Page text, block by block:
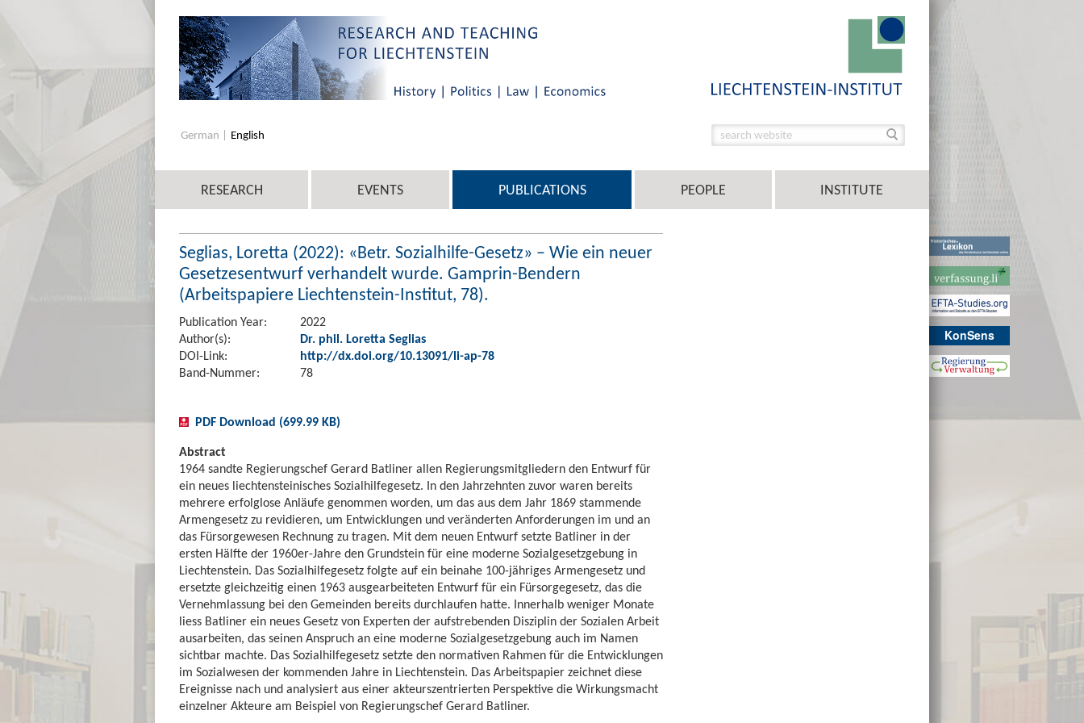
KonSens
German English
RESEARCH EVENTS PUBLICATIONS PEOPLE INSTITUTE
Seglias, Loretta (2022): «Betr. Sozialhilfe-Gesetz» – Wie ein neuer
Gesetzesentwurf verhandelt wurde. Gamprin-Bendern
(Arbeitspapiere Liechtenstein-Institut, 78).
Publication Year:
2022
Author(s):
Dr. phil. Loretta Seglias
DOI-Link:
http://dx.doi.org/10.13091/li-ap-78
Band-Nummer:
78
PDF Download (699.99 KB)
Abstract
1964 sandte Regierungschef Gerard Batliner allen Regierungsmitgliedern den Entwurf für
ein neues liechtensteinisches Sozialhilfegesetz. In den Jahrzehnten zuvor waren bereits
mehrere erfolglose Anläufe genommen worden, um das aus dem Jahr 1869 stammende
Armengesetz zu revidieren, um Entwicklungen und veränderten Anforderungen im und an
das Fürsorgewesen Rechnung zu tragen. Mit dem neuen Entwurf setzte Batliner in der
ersten Hälfte der 1960er-Jahre den Grundstein für eine moderne Sozialgesetzgebung in
Liechtenstein. Das Sozialhilfegesetz folgte auf ein beinahe 100-jähriges Armengesetz und
ersetzte gleichzeitig einen 1963 ausgearbeiteten Entwurf für ein Fürsorgegesetz, das die
Vernehmlassung bei den Gemeinden bereits durchlaufen hatte. Innerhalb weniger Monate
liess Batliner ein neues Gesetz von Experten der aufstrebenden Disziplin der Sozialen Arbeit
ausarbeiten, das seinen Anspruch an eine moderne Sozialgesetzgebung auch im Namen
sichtbar machte. Das Sozialhilfegesetz setzte den normativen Rahmen für die Entwicklungen
im Sozialwesen der kommenden Jahre in Liechtenstein. Das Arbeitspapier zeichnet diese
Ereignisse nach und analysiert aus einer akteurszentrierten Perspektive die Wirkungsmacht
einzelner Akteure am Beispiel von Regierungschef Gerard Batliner.